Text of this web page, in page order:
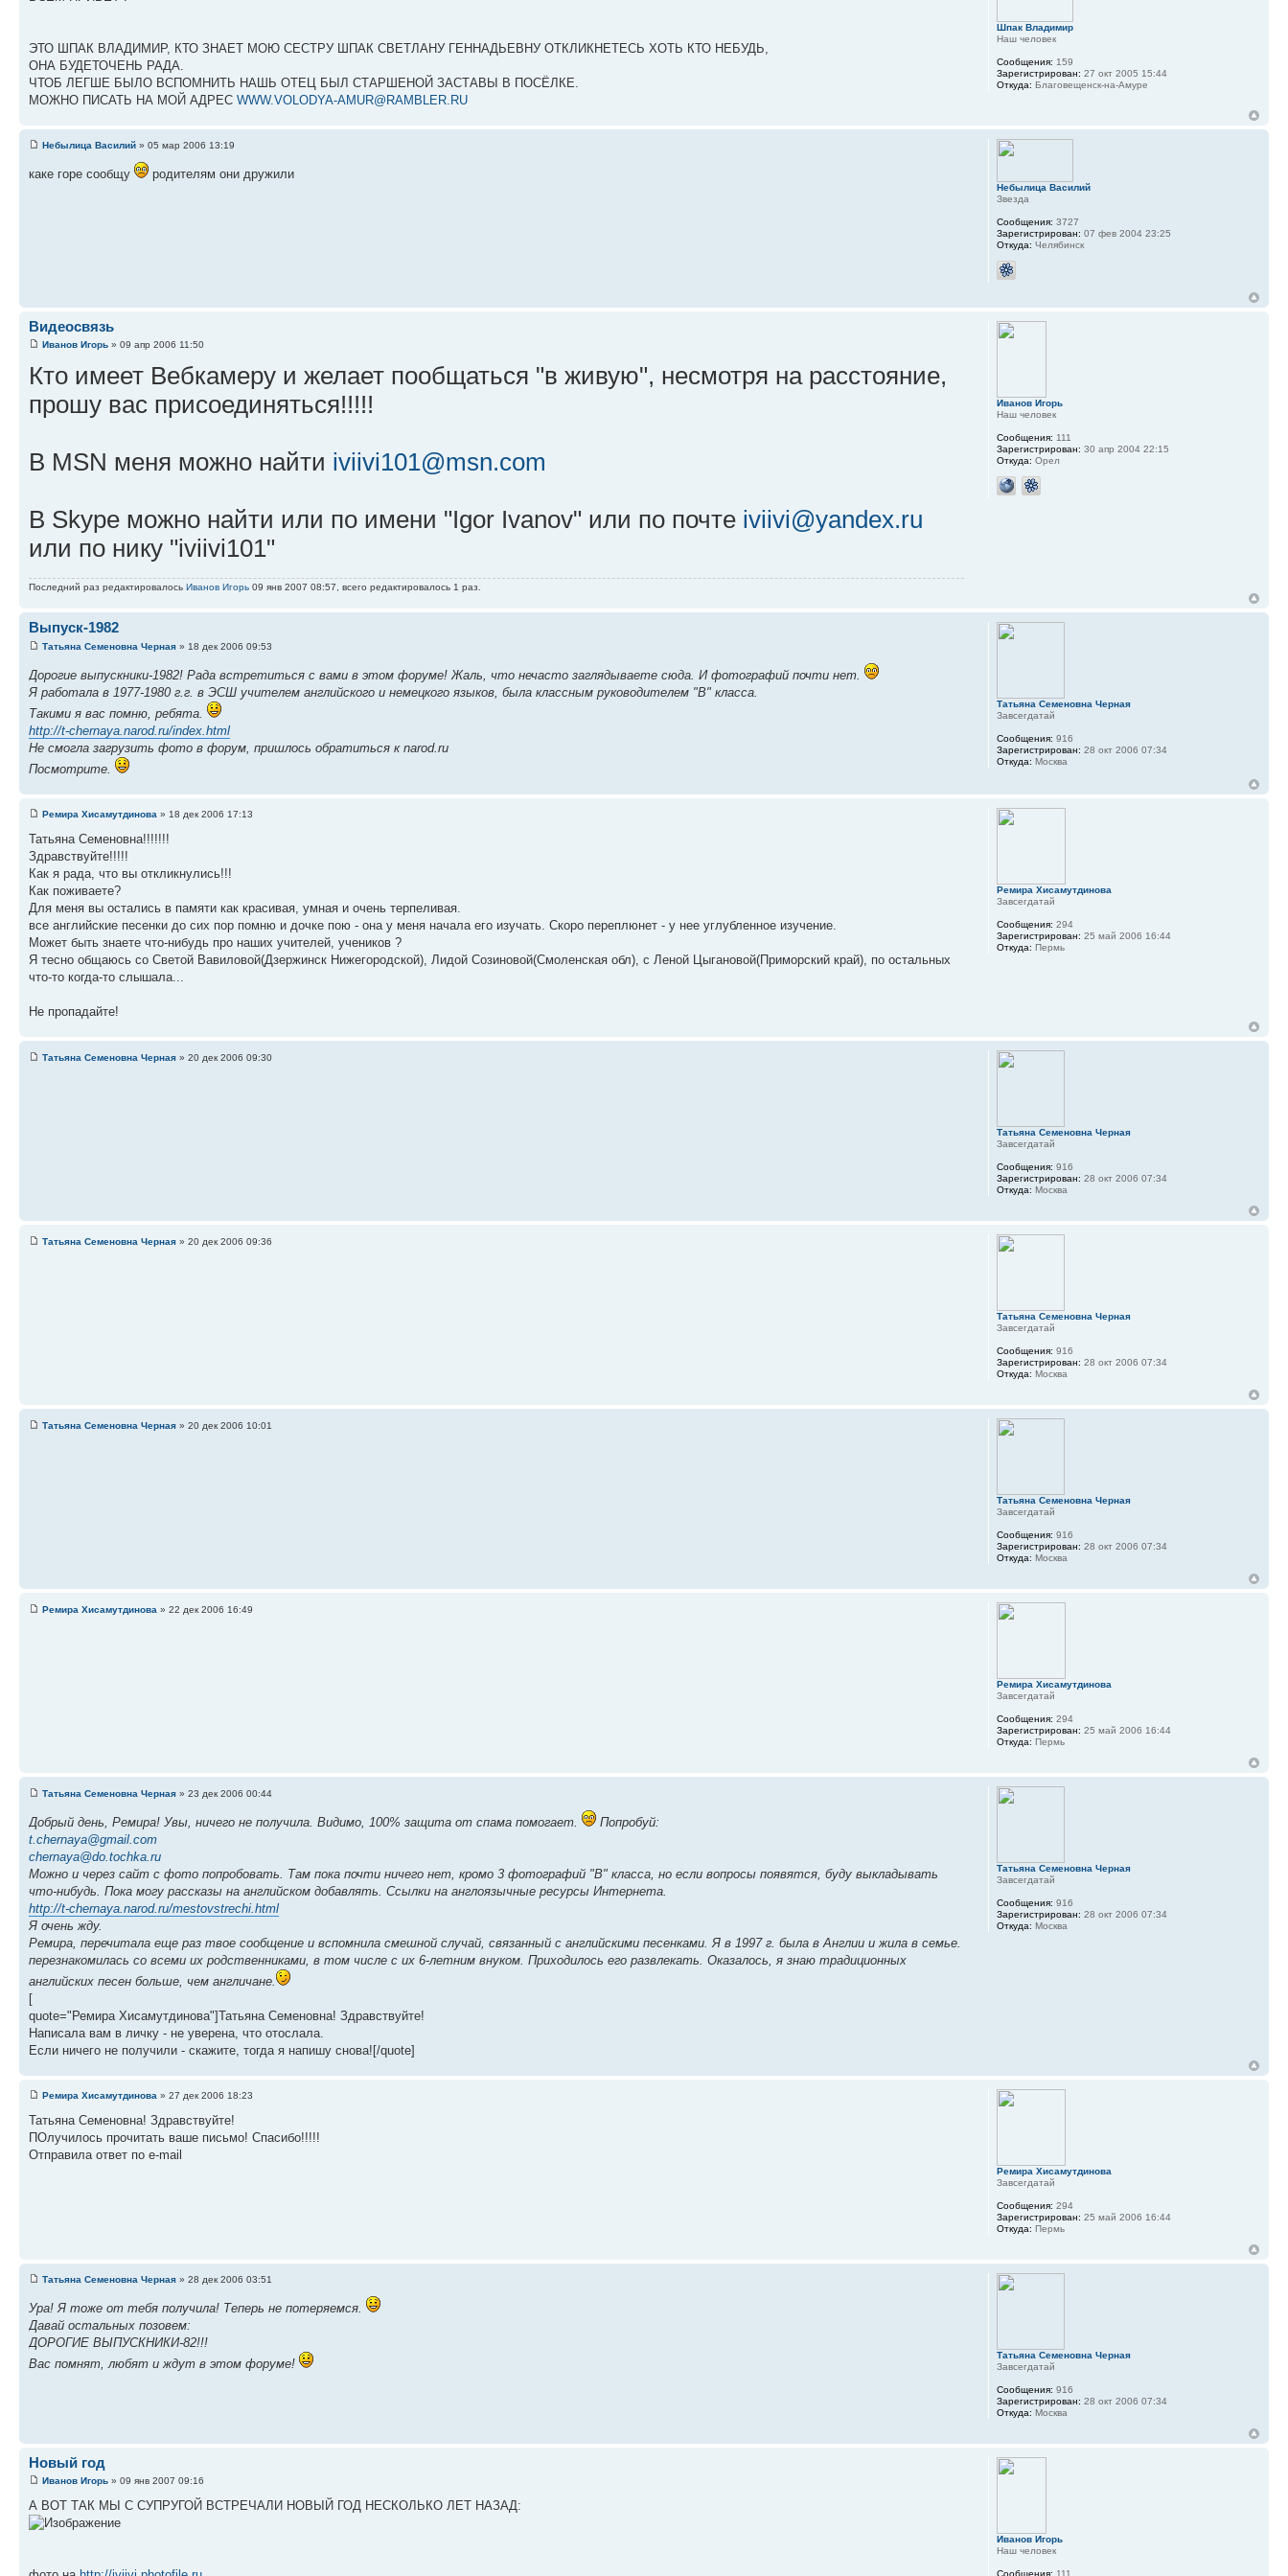
ЭТО ШПАК ВЛАДИМИР, КТО ЗНАЕТ МОЮ СЕСТРУ ШПАК СВЕТЛАНУ ГЕННАДЬЕВНУ ОТКЛИКНЕТЕСЬ ХОТЬ КТО НЕБУДЬ,
ОНА БУДЕТОЧЕНЬ РАДА.
ЧТОБ ЛЕГШЕ БЫЛО ВСПОМНИТЬ НАШЬ ОТЕЦ БЫЛ СТАРШЕНОЙ ЗАСТАВЫ В ПОСЁЛКЕ.
МОЖНО ПИСАТЬ НА МОЙ АДРЕС WWW.VOLODYA-AMUR@RAMBLER.RU
Шпак Владимир
Наш человек
Сообщения: 159
Зарегистрирован: 27 окт 2005 15:44
Откуда: Благовещенск-на-Амуре
Небылица Василий » 05 мар 2006 13:19
каке горе сообщу родителям они дружили
Небылица Василий
Звезда
Сообщения: 3727
Зарегистрирован: 07 фев 2004 23:25
Откуда: Челябинск
Видеосвязь
Иванов Игорь » 09 апр 2006 11:50
Кто имеет Вебкамеру и желает пообщаться "в живую", несмотря на расстояние,
прошу вас присоединяться!!!!!
В MSN меня можно найти iviivi101@msn.com
В Skype можно найти или по имени "Igor Ivanov" или по почте iviivi@yandex.ru
или по нику "iviivi101"
Последний раз редактировалось Иванов Игорь 09 янв 2007 08:57, всего редактировалось 1 раз.
Иванов Игорь
Наш человек
Сообщения: 111
Зарегистрирован: 30 апр 2004 22:15
Откуда: Орел
Выпуск-1982
Татьяна Семеновна Черная » 18 дек 2006 09:53
Дорогие выпускники-1982! Рада встретиться с вами в этом форуме! Жаль, что нечасто заглядываете сюда. И фотографий почти нет.
Я работала в 1977-1980 г.г. в ЭСШ учителем английского и немецкого языков, была классным руководителем "В" класса.
Такими я вас помню, ребята.
http://t-chernaya.narod.ru/index.html
Не смогла загрузить фото в форум, пришлось обратиться к narod.ru
Посмотрите.
Татьяна Семеновна Черная
Завсегдатай
Сообщения: 916
Зарегистрирован: 28 окт 2006 07:34
Откуда: Москва
Ремира Хисамутдинова » 18 дек 2006 17:13
Татьяна Семеновна!!!!!!!
Здравствуйте!!!!!
Как я рада, что вы откликнулись!!!
Как поживаете?
Для меня вы остались в памяти как красивая, умная и очень терпеливая.
все английские песенки до сих пор помню и дочке пою - она у меня начала его изучать. Скоро переплюнет - у нее углубленное изучение.
Может быть знаете что-нибудь про наших учителей, учеников ?
Я тесно общаюсь со Светой Вавиловой(Дзержинск Нижегородской), Лидой Созиновой(Смоленская обл), с Леной Цыгановой(Приморский край), по остальных
что-то когда-то слышала...
Не пропадайте!
Ремира Хисамутдинова
Завсегдатай
Сообщения: 294
Зарегистрирован: 25 май 2006 16:44
Откуда: Пермь
Татьяна Семеновна Черная » 20 дек 2006 09:30
Татьяна Семеновна Черная
Завсегдатай
Сообщения: 916
Зарегистрирован: 28 окт 2006 07:34
Откуда: Москва
Татьяна Семеновна Черная » 20 дек 2006 09:36
Татьяна Семеновна Черная
Завсегдатай
Сообщения: 916
Зарегистрирован: 28 окт 2006 07:34
Откуда: Москва
Татьяна Семеновна Черная » 20 дек 2006 10:01
Татьяна Семеновна Черная
Завсегдатай
Сообщения: 916
Зарегистрирован: 28 окт 2006 07:34
Откуда: Москва
Ремира Хисамутдинова » 22 дек 2006 16:49
Ремира Хисамутдинова
Завсегдатай
Сообщения: 294
Зарегистрирован: 25 май 2006 16:44
Откуда: Пермь
Татьяна Семеновна Черная » 23 дек 2006 00:44
Добрый день, Ремира! Увы, ничего не получила. Видимо, 100% защита от спама помогает.
Попробуй:
t.chernaya@gmail.com
chernaya@do.tochka.ru
Можно и через сайт с фото попробовать. Там пока почти ничего нет, кромо 3 фотографий "В" класса, но если вопросы появятся, буду выкладывать
что-нибудь. Пока могу рассказы на английском добавлять. Ссылки на англоязычные ресурсы Интернета.
http://t-chernaya.narod.ru/mestovstrechi.html
Я очень жду.
Ремира, перечитала еще раз твое сообщение и вспомнила смешной случай, связанный с английскими песенками. Я в 1997 г. была в Англии и жила в семье.
перезнакомилась со всеми их родственниками, в том числе с их 6-летним внуком. Приходилось его развлекать. Оказалось, я знаю традиционных
английских песен больше, чем англичане.
[
quote="Ремира Хисамутдинова"]Татьяна Семеновна! Здравствуйте!
Написала вам в личку - не уверена, что отослала.
Если ничего не получили - скажите, тогда я напишу снова![/quote]
Татьяна Семеновна Черная
Завсегдатай
Сообщения: 916
Зарегистрирован: 28 окт 2006 07:34
Откуда: Москва
Ремира Хисамутдинова » 27 дек 2006 18:23
Татьяна Семеновна! Здравствуйте!
ПОлучилось прочитать ваше письмо! Спасибо!!!!!
Отправила ответ по e-mail
Ремира Хисамутдинова
Завсегдатай
Сообщения: 294
Зарегистрирован: 25 май 2006 16:44
Откуда: Пермь
Татьяна Семеновна Черная » 28 дек 2006 03:51
Ура! Я тоже от тебя получила! Теперь не потеряемся.
Давай остальных позовем:
ДОРОГИЕ ВЫПУСКНИКИ-82!!!
Вас помнят, любят и ждут в этом форуме!
Татьяна Семеновна Черная
Завсегдатай
Сообщения: 916
Зарегистрирован: 28 окт 2006 07:34
Откуда: Москва
Новый год
Иванов Игорь » 09 янв 2007 09:16
А ВОТ ТАК МЫ С СУПРУГОЙ ВСТРЕЧАЛИ НОВЫЙ ГОД НЕСКОЛЬКО ЛЕТ НАЗАД:
Иванов Игорь
Наш человек
Сообщения: 111